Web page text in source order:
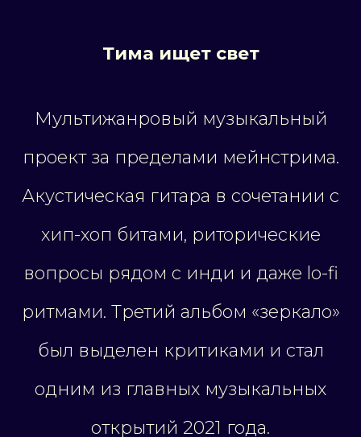
Тима ищет свет
Мультижанровый музыкальный
проект за пределами мейнстрима.
Акустическая гитара в сочетании с
хип-хоп битами, риторические
вопросы рядом с инди и даже lo-fi
ритмами. Третий альбом «зеркало»
был выделен критиками и стал
одним из главных музыкальных
открытий 2021 года.